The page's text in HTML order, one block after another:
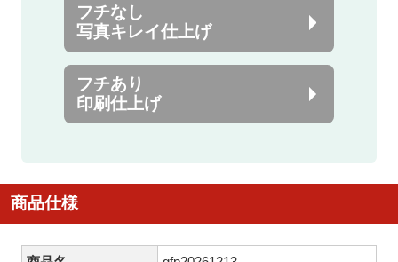
フチなし
写真キレイ仕上げ
フチあり
印刷仕上げ
商品仕様